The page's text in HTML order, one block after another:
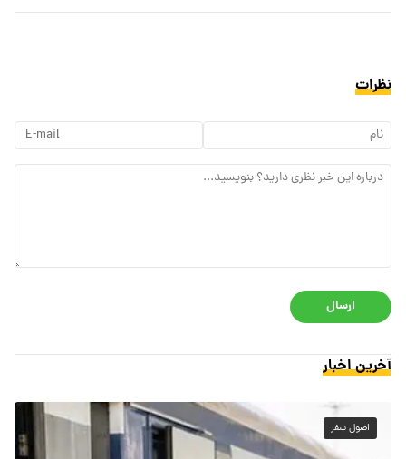
نظرات
ارسال
آخرین اخبار
اصول سفر